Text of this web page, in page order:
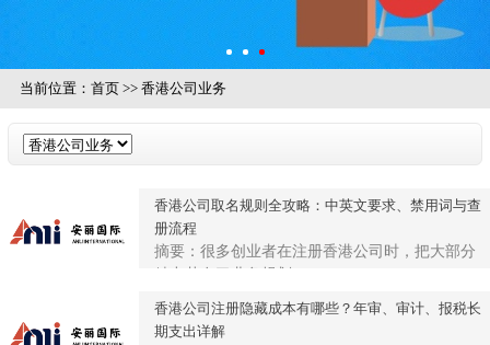
当前位置： 首页>> 香港公司业务
香港公司取名规则全攻略：中英文要求、禁用词与查
册流程
摘要：很多创业者在注册香港公司时，把大部分
香港公司注册隐藏成本有哪些？年审、审计、报税长
期支出详解